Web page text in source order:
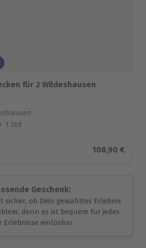
für 2 Wildeshausen
1 Std
basierend auf 28 Bewertungen
Aktueller
108,90 €
Geschenk:
sicher, ob Dein gewähltes Erlebnis
denn es ist bequem für jedes
Erlebnisse einlösbar.